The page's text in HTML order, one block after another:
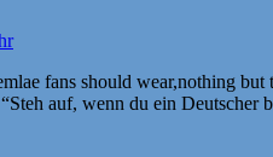
fans should wear,nothing
“Steh auf, wenn du ein